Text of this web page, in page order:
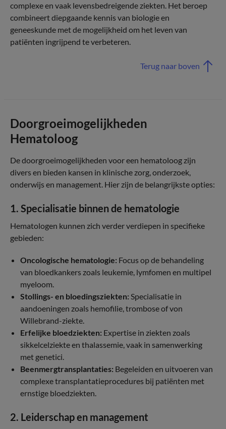
complexe en vaak levensbedreigende ziekten. Het beroep
combineert diepgaande kennis van biologie en
geneeskunde met de mogelijkheid om het leven van
patiënten ingrijpend te verbeteren.
Terug naar boven
Doorgroeimogelijkheden
Hematoloog
De doorgroeimogelijkheden voor een hematoloog zijn
divers en bieden kansen in klinische zorg, onderzoek,
onderwijs en management. Hier zijn de belangrijkste opties:
1. Specialisatie binnen de hematologie
Hematologen kunnen zich verder verdiepen in specifieke
gebieden:
Oncologische hematologie: Focus op de behandeling
van bloedkankers zoals leukemie, lymfomen en multipel
myeloom.
Stollings- en bloedingsziekten: Specialisatie in
aandoeningen zoals hemofilie, trombose of von
Willebrand-ziekte.
Erfelijke bloedziekten: Expertise in ziekten zoals
sikkelcelziekte en thalassemie, vaak in samenwerking
met genetici.
Beenmergtransplantaties: Begeleiden en uitvoeren van
complexe transplantatieprocedures bij patiënten met
ernstige bloedziekten.
2. Leiderschap en management